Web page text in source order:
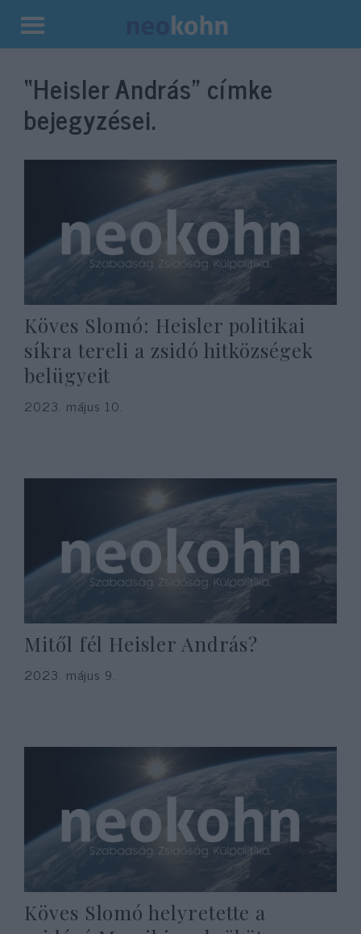
Kilépés
tartalomba
“Heisler András” címke
bejegyzései.
Köves Slomó: Heisler politikai
síkra tereli a zsidó hitközségek
belügyeit
2023. május 10.
Mitől fél Heisler András?
2023. május 9.
Köves Slomó helyretette a